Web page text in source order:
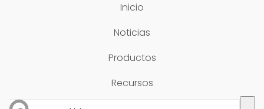
Inicio
Noticias
Productos
Recursos
Esto es un campo de búsqueda con una función de